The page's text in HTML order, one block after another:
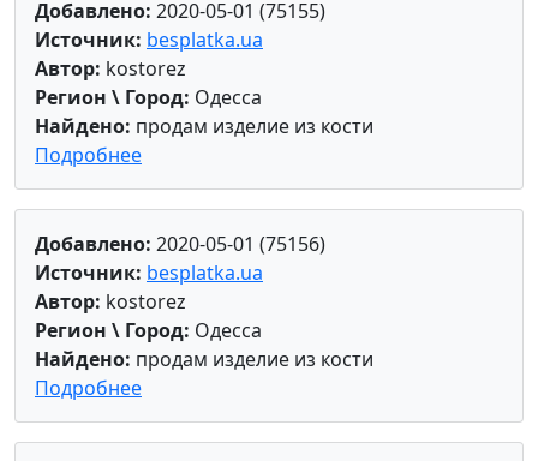
Добавлено: 2020-05-01 (75155)
Источник: besplatka.ua
Автор: kostorez
Регион \ Город: Одесса
Найдено: продам изделие из кости
Подробнее
Добавлено: 2020-05-01 (75156)
Источник: besplatka.ua
Автор: kostorez
Регион \ Город: Одесса
Найдено: продам изделие из кости
Подробнее